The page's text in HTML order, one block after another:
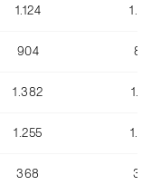
1.124 1.042
904 842
1.382 1.184
1.255 1.075
368 346